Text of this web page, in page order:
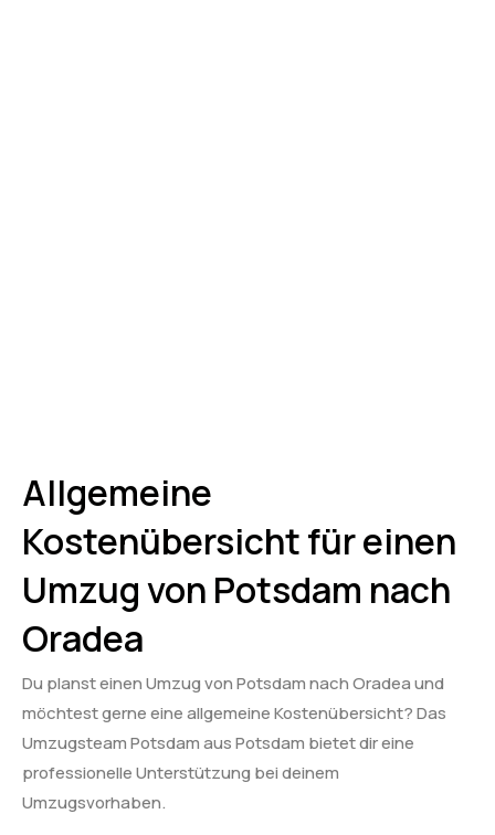
Allgemeine
Kostenübersicht für einen
Umzug von Potsdam nach
Oradea
Du planst einen Umzug von Potsdam nach Oradea und
möchtest gerne eine allgemeine Kostenübersicht? Das
Umzugsteam Potsdam aus Potsdam bietet dir eine
professionelle Unterstützung bei deinem
Umzugsvorhaben.